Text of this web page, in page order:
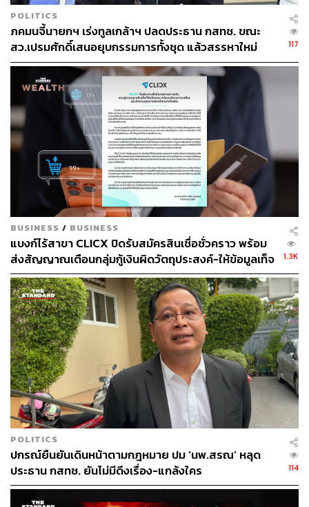
POLITICS
ภคมนจี้นายกฯ เร่งทูลเกล้าฯ ปลดประธาน กสทช. ขณะ
สว.เปรมศักดิ์เสนอยุบกรรมการทั้งชุด แล้วสรรหาใหม่
117
BUSINESS / BUSINESS
แบงก์ไร้สาขา CLICX ปิดรับสมัครสินเชื่อชั่วคราว พร้อม
ส่งสัญญาณเตือนกลุ่มกู้เงินผิดวัตถุประสงค์-ให้ข้อมูลเท็จ
เตรียมดำเนินคดีเด็ดขาด
1.3K
POLITICS
ปกรณ์ยืนยันเดินหน้าตามกฎหมาย ปม ‘นพ.สรณ’ หลุด
ประธาน กสทช. ยันไม่มีดึงเรื่อง-แกล้งใคร
114